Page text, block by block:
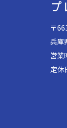
〒
兵庫
営業
定休